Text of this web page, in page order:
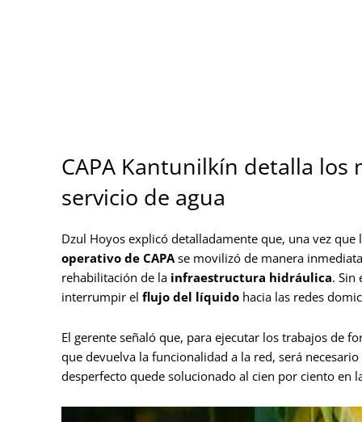
CAPA Kantunilkín detalla
servicio de agua
Dzul Hoyos explicó detalladamente que, una vez
operativo de CAPA se movilizó de manera
rehabilitación de la infraestructura hidráulica. Sin
interrumpir el flujo del líquido hacia las redes
El gerente señaló que, para ejecutar los trabajos de
que devuelva la funcionalidad a la red, será
desperfecto quede solucionado al cien por ciento en